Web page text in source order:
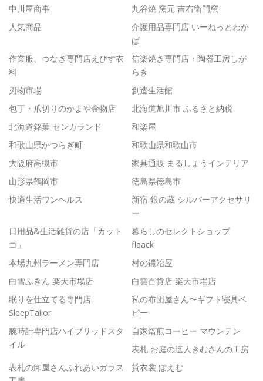
中川屋商事
九谷焼 窯元 吉右衛門窯
人気商品
介護用品専門店 いーねっとわか
ば
作業服、つなぎ専門店えびす衣
料
信楽焼き専門店・陶器工房しが
らき
刃物市場
創造生活館
包丁・爪切りのかまや金物店
北海道旭川市 ふるさと納税
北海道銘菓 センカランド
和楽屋
和歌山県かつらぎ町
和歌山県和歌山市
大阪府高槻市
家具通販 まるしょうインテリア
山形県鶴岡市
徳島県徳島市
快適生活ワンヘルス
新宿 銀の蔵 シルバーアクセサリ
ー
日用品&生活雑貨の店「カット
コ」
暮らしのセレクトショップ
flaack
本場九州ラーメン専門店
村の鍛冶屋
白雪ふきん 楽天市場店
白雲百貨店 楽天市場店
眠りを仕立てる専門店
SleepTailor
私の布団屋さん〜ギフト寝具ベ
ビー
腕時計専門店ハイブリッドスタ
イル
自家焙煎コーヒー マウンテン
表札 お庭の達人きむさんの工房
表札の卸屋さんふれあいガラス
貸衣裳 ぽえむ